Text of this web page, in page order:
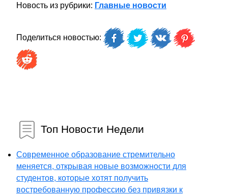
Новость из рубрики: Главные новости
Поделиться новостью:
Топ Новости Недели
Современное образование стремительно
меняется, открывая новые возможности для
студентов, которые хотят получить
востребованную профессию без привязки к